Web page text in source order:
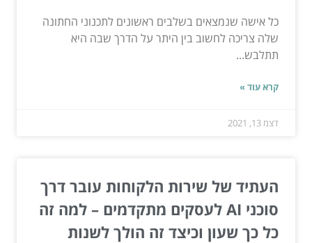
כל אישה שנמצאים בשלבים ראשונים לתכנוני החתונה
שלה צריכה לחשוב בין היתר על הדרך שבה היא
תתלבש...
קרא עוד »
דצמ 13, 2021
העתיד של שירות הלקוחות עובר דרך
סוכני AI לעסקים מתקדמים – למה זה
כל כך שעון וכיצד זה הולך לשנות